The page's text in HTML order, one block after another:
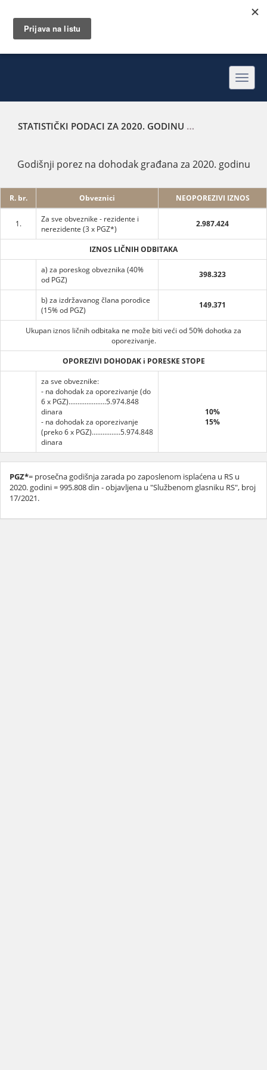
STATISTIČKI PODACI ZA 2020. GODINU
Godišnji porez na dohodak građana za 2020. godinu
R. br. Obveznici NEOPOREZIVI IZNOS
1.
Za sve obveznike - rezidente i
nerezidente (3 x PGZ*)
2.987.424
IZNOS LIČNIH ODBITAKA
a) za poreskog obveznika (40%
od PGZ)
398.323
b) za izdržavanog člana porodice
(15% od PGZ)
149.371
Ukupan iznos ličnih odbitaka ne može biti veći od 50% dohotka za
oporezivanje.
OPOREZIVI DOHODAK i PORESKE STOPE
za sve obveznike:
- na dohodak za oporezivanje (do
6 x PGZ).....................5.974.848
dinara
- na dohodak za oporezivanje
(preko 6 x PGZ)................5.974.848
dinara
10%
15%
PGZ*= prosečna godišnja zarada po zaposlenom isplaćena u RS u
2020. godini = 995.808 din - objavljena u "Službenom glasniku RS", broj
17/2021.